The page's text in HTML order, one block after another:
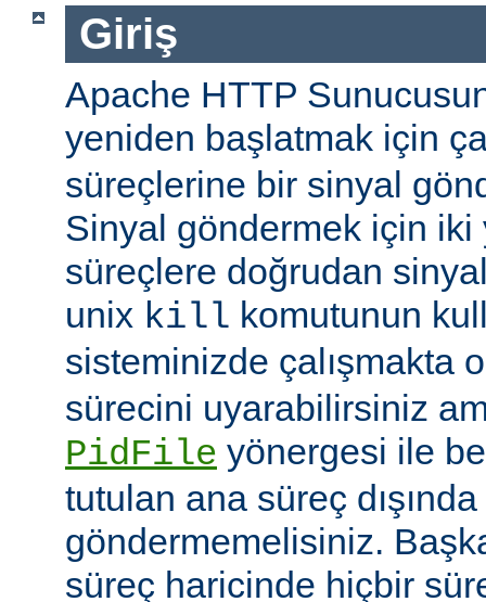
Giriş
Apache HTTP
yeniden başlatmak için
süreçlerine bir sinyal
Sinyal göndermek için iki
süreçlere doğrudan
unix kill komutunun
sisteminizde çalışmakta
sürecini uyarabilirsiniz
PidFile yönergesi ile
tutulan ana süreç
göndermemelisiniz.
süreç haricinde hiçbir